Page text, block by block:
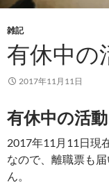
雑記
有休中の
2017年11月11日
有休中の活
2017年11月11日現
なので、離職票も
ん。